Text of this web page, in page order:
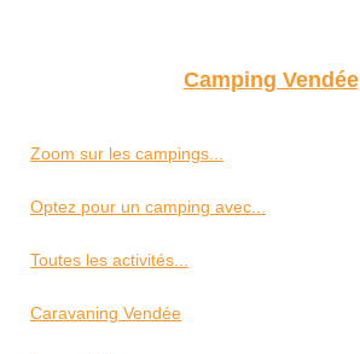
Camping Vendée
Zoom sur les campings...
Optez pour un camping avec...
Toutes les activités...
Caravaning Vendée